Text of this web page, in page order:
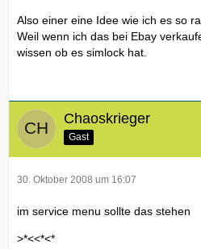
Also einer eine Idee wie ich es so
Weil wenn ich das bei Ebay
wissen ob es simlock hat.
Chaoskrieger
Gast
30. Oktober 2008 um 16:07
im service menu sollte das stehen
>*<<*<*